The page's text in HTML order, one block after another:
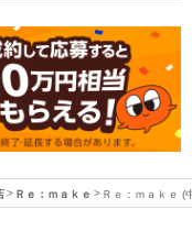
Ｒｅ：ｍａｋｅ Ｒｅ：ｍａｋｅ (